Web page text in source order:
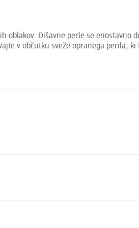
Dišavne perle se enostavno
v občutku sveže opranega perila,